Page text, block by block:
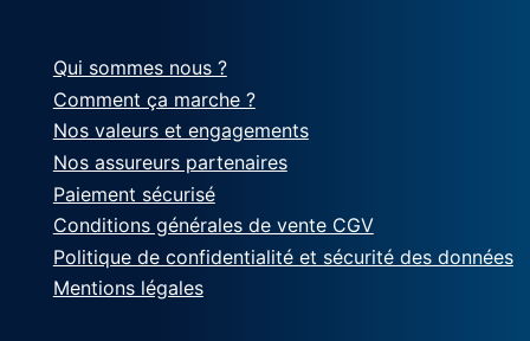
Qui sommes nous ?
Comment ça marche ?
Nos valeurs et engagements
Nos assureurs partenaires
Paiement sécurisé
Conditions générales de vente CGV
Politique de confidentialité et sécurité des données
Mentions légales